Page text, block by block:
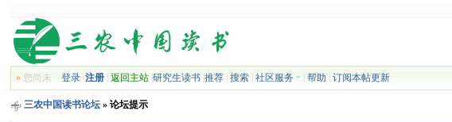
» 您尚未登录 注册 |返回主站 |研究生读书 |推荐 |搜索 |社区服务 |帮助 |订阅本帖更新
三农中国读书论坛 » 论坛提示